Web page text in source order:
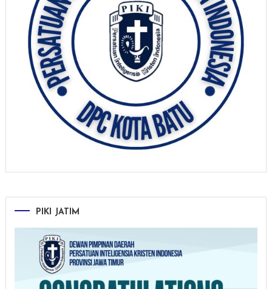
PIKI JATIM